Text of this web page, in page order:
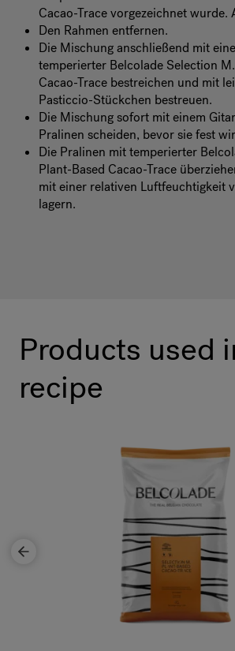
Cacao-Trace vorgezeichnet wurde.
Den Rahmen entfernen.
Die Mischung anschließend mit
temperierter Belcolade Selection
Cacao-Trace bestreichen und mit
Pasticcio-Stückchen bestreuen.
Die Mischung sofort mit einem
Pralinen scheiden, bevor sie fest
Die Pralinen mit temperierter
Plant-Based Cacao-Trace
mit einer relativen Luftfeuchtigkeit
lagern.
Products used
recipe